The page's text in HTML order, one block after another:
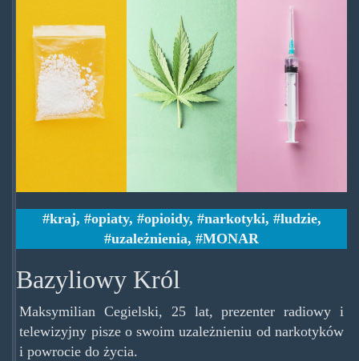
kraj, opiaty, opioidy, narkotyki, ludzie,
uzależnienia, MONAR
Bazyliowy Król
Maksymilian Cegielski, 25 lat, prezenter radiowy i
telewizyjny pisze o swoim uzależnieniu od narkotyków
i powrocie do życia.